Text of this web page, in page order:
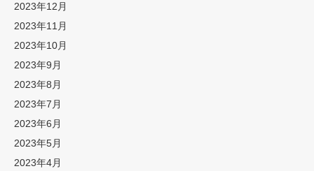
2023年12月
2023年11月
2023年10月
2023年9月
2023年8月
2023年7月
2023年6月
2023年5月
2023年4月